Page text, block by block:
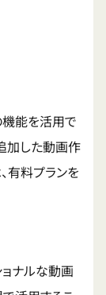
機能を活用で
加した動画作
有料プランを
ナルな動画